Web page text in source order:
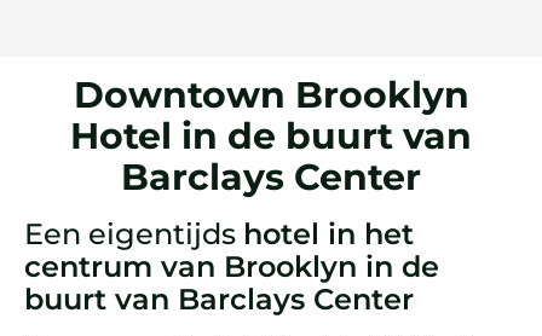
Downtown Brooklyn
Hotel in de buurt van
Barclays Center
Een eigentijds hotel in het
centrum van Brooklyn in de
buurt van Barclays Center